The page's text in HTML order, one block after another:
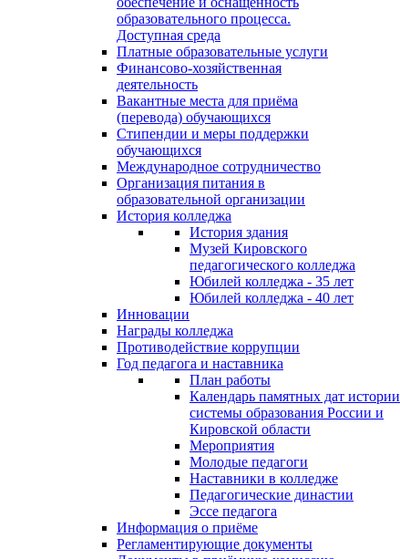
образовательного процесса.
Доступная среда
Платные образовательные услуги
Финансово-хозяйственная
деятельность
Вакантные места для приёма
(перевода) обучающихся
Стипендии и меры поддержки
обучающихся
Международное сотрудничество
Организация питания в
образовательной организации
История колледжа
История здания
Музей Кировского
педагогического колледжа
Юбилей колледжа - 35 лет
Юбилей колледжа - 40 лет
Инновации
Награды колледжа
Противодействие коррупции
Год педагога и наставника
План работы
Календарь памятных дат истории
системы образования России и
Кировской области
Мероприятия
Молодые педагоги
Наставники в колледже
Педагогические династии
Эссе педагога
Информация о приёме
Регламентирующие документы